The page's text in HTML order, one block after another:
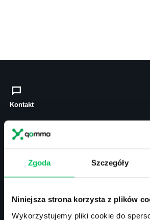
Zgoda Szczegóły
Niniejsza strona korzysta z plików
Wykorzystujemy pliki cookie do
Kontakt
tel.: 505 273 550
00-394 Warszawa
NIP: 113-26-90-108